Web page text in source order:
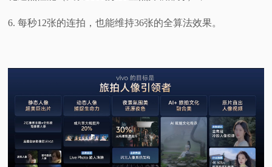
6. 每秒12张的连拍，也能维持36张的全算法效果。